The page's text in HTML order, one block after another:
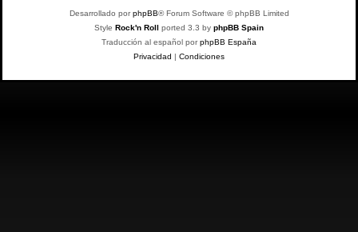
Desarrollado porphpBB® Forum Software © phpBB Limited
Style Rock'n Roll ported 3.3 by phpBB Spain
Traducción al español porphpBB España
Privacidad | Condiciones